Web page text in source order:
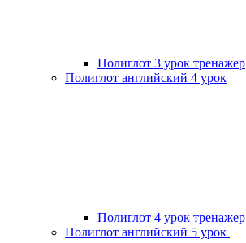
Полиглот 3 урок тренажер
Полиглот английский 4 урок
Полиглот 4 урок тренажер
Полиглот английский 5 урок